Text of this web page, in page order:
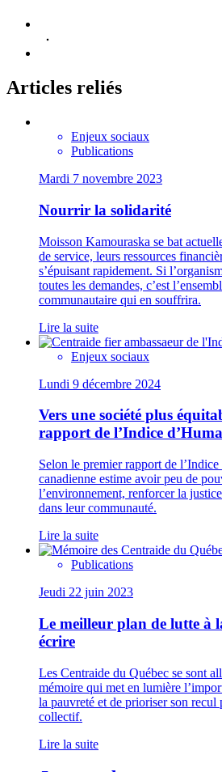
Articles reliés
Enjeux sociaux
Publications
Mardi 7 novembre 2023
Nourrir la solidarité
Moisson Kamouraska se bat
de service, leurs ressources
s’épuisant rapidement. Si
toutes les demandes, c’est
communautaire qui en souffrira.
Lire la suite
Enjeux sociaux
Lundi 9 décembre 2024
Vers une société plus
rapport de l’Indice
Selon le premier rapport de
canadienne estime avoir peu de
l’environnement, renforcer la
dans leur communauté.
Lire la suite
Publications
Jeudi 22 juin 2023
Le meilleur plan de lutte à
écrire
Les Centraide du Québec se sont
mémoire qui met en lumière
la pauvreté et de prioriser son recul
collectif.
Lire la suite